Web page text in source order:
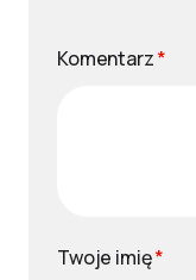
Komentarz*
Twoje imię*